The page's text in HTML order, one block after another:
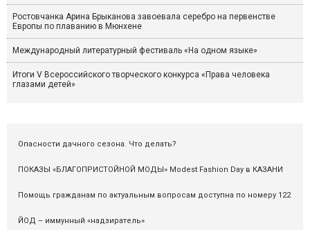
Ростовчанка Арина Брыканова завоевала серебро на первенстве
Европы по плаванию в Мюнхене
Международный литературный фестиваль «На одном языке»
Итоги V Всероссийского творческого конкурса «Права человека
глазами детей»
Опасности дачного сезона. Что делать?
ПОКАЗЫ «БЛАГОПРИСТОЙНОЙ МОДЫ» Modest Fashion Day в КАЗАНИ
Помощь гражданам по актуальным вопросам доступна по номеру 122
ЙОД – иммунный «надзиратель»